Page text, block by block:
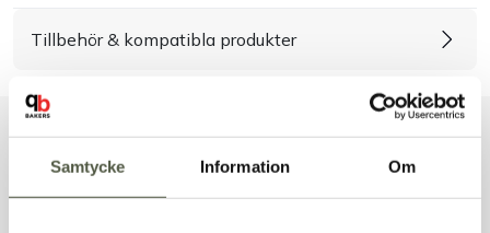
Samtycke Information Om
Tillbehör & kompatibla produkter
Liknande produkter